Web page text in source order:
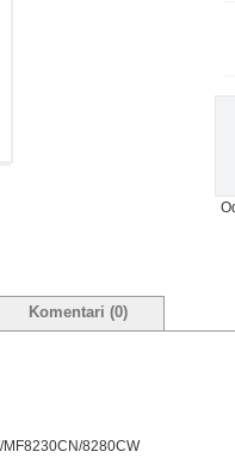
Komentari (0)
8280CW